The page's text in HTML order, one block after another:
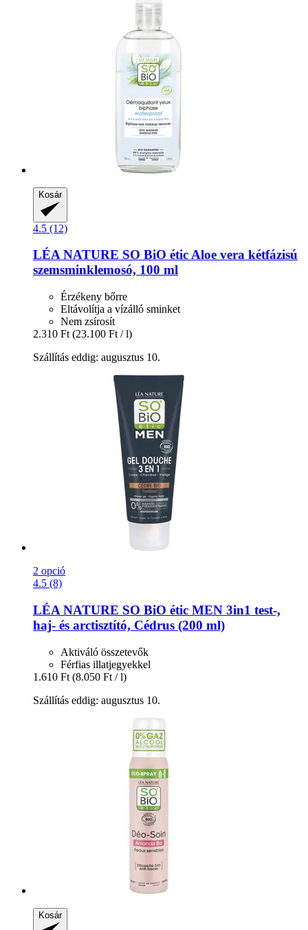
Kosár
4.5 (12)
LÉA NATURE SO BiO éticAloe vera kétfázisú
szemsminklemosó, 100 ml
Érzékeny bőrre
Eltávolítja a vízálló sminket
Nem zsírosít
2.310 Ft (23.100 Ft / l)
Szállítás eddig: augusztus 10.
2 opció
4.5 (8)
LÉA NATURE SO BiO étic MEN 3in1 test-​,
haj-​ és arctisztító, Cédrus (200 ml)
Aktiváló összetevők
Férfias illatjegyekkel
1.610 Ft (8.050 Ft / l)
Szállítás eddig: augusztus 10.
Kosár